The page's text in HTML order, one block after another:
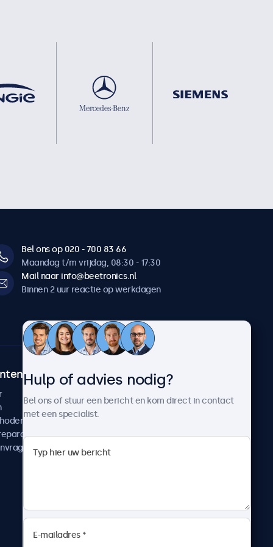
Bel ons op 020 - 700 83 66
Maandag t/m vrijdag, 08:30 - 17:30
Mail naar info@beetronics.nl
Binnen 2 uur reactie op werkdagen
Over Beetronics
Werken bij Beetronics
Algemene voorwaarden
Hulp of advies nodig?
Bel ons of stuur een bericht en kom direct in contact
met een specialist.